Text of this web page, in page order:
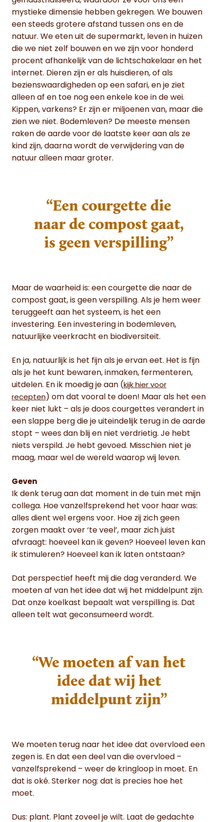
mystieke dimensie hebben gekregen. We bouwen
een steeds grotere afstand tussen ons en de
natuur. We eten uit de supermarkt, leven in huizen
die we niet zelf bouwen en we zijn voor honderd
procent afhankelijk van de lichtschakelaar en het
internet. Dieren zijn er als huisdieren, of als
bezienswaardigheden op een safari, en je ziet
alleen af en toe nog een enkele koe in de wei.
Kippen, varkens? Er zijn er miljoenen van, maar die
zien we niet. Bodemleven? De meeste mensen
raken de aarde voor de laatste keer aan als ze
kind zijn, daarna wordt de verwijdering van de
natuur alleen maar groter.
“Een courgette die
naar de compost gaat,
is geen verspilling”
Maar de waarheid is: een courgette die naar de
compost gaat, is geen verspilling. Als je hem weer
teruggeeft aan het systeem, is het een
investering. Een investering in bodemleven,
natuurlijke veerkracht en biodiversiteit.
En ja, natuurlijk is het fijn als je ervan eet. Het is fijn
als je het kunt bewaren, inmaken, fermenteren,
uitdelen. En ik moedig je aan ( kijk hier voor
recepten ) om dat vooral te doen! Maar als het een
keer niet lukt – als je doos courgettes verandert in
een slappe berg die je uiteindelijk terug in de aarde
stopt – wees dan blij en niet verdrietig. Je hebt
niets verspild. Je hebt gevoed. Misschien niet je
maag, maar wel de wereld waarop wij leven.
Geven
Ik denk terug aan dat moment in de tuin met mijn
collega. Hoe vanzelfsprekend het voor haar was:
alles dient wel ergens voor. Hoe zij zich geen
zorgen maakt over ‘te veel’, maar zich juist
afvraagt: hoeveel kan ik geven? Hoeveel leven kan
ik stimuleren? Hoeveel kan ik laten ontstaan?
Dat perspectief heeft mij die dag veranderd. We
moeten af van het idee dat wij het middelpunt zijn.
Dat onze koelkast bepaalt wat verspilling is. Dat
alleen telt wat geconsumeerd wordt.
“We moeten af van het
idee dat wij het
middelpunt zijn”
We moeten terug naar het idee dat overvloed een
zegen is. En dat een deel van die overvloed –
vanzelfsprekend – weer de kringloop in moet. En
dat is oké. Sterker nog: dat is precies hoe het
moet.
Dus: plant. Plant zoveel je wilt. Laat de gedachte